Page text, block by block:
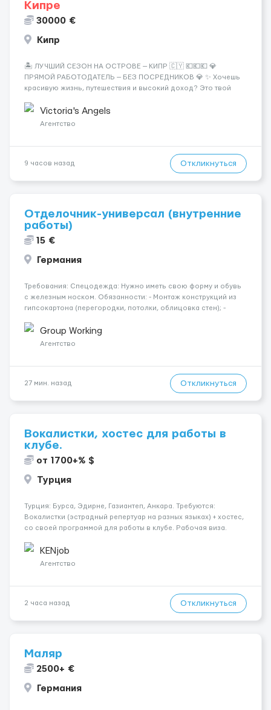
Кипре
30000 €
Кипр
🏝️ ЛУЧШИЙ СЕЗОН НА ОСТРОВЕ — КИПР 🇨🇾 💶💶💶 💎
ПРЯМОЙ РАБОТОДАТЕЛЬ — БЕЗ ПОСРЕДНИКОВ 💎 ✨ Хочешь
красивую жизнь, путешествия и высокий доход? Это твой
Опытная команда с годами практики — Стабильный поток
клиентов (без ...
Victoria's Angels
Агентство
9 часов назад Откликнуться
Отделочник-универсал (внутренние
работы)
15 €
Германия
Требования: Спецодежда: Нужно иметь свою форму и обувь
с железным носком. Обязанности: - Монтаж конструкций из
гипсокартона (перегородки, потолки, облицовка стен); -
малярных работ (шпатлевка, грунтовка, покраска); -
Штукатурные работы ...
Group Working
Агентство
27 мин. назад Откликнуться
Вокалистки, хостес для работы в
клубе.
от 1700+% $
Турция
Турция: Бурса, Эдирне, Газиантеп, Анкара. Требуются:
Вокалистки (эстрадный репертуар на разных языках) + хостеc,
со своей программой для работы в клубе. Рабочая виза.
одного до трех месяцев. Мед. страховка. Высокая зарплат...
KENjob
Агентство
2 часа назад Откликнуться
Маляр
2500+ €
Германия